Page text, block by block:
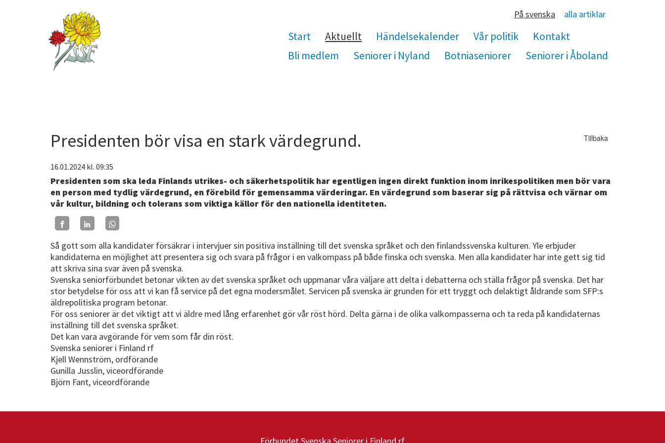
På svenska alla artiklar
Start Aktuellt Händelsekalender Vår politik
Kontakt
Bli medlem
Seniorer i Nyland Botniaseniorer Seniorer i Åboland
Tillbaka
Presidenten bör visa en stark värdegrund.
16.01.2024 kl. 09:35
Presidenten som ska leda Finlands utrikes- och säkerhetspolitik har egentligen ingen direkt funktion inom inrikespolitiken men bör vara
en person med tydlig värdegrund, en förebild för gemensamma värderingar. En värdegrund som baserar sig på rättvisa och värnar om
vår kultur, bildning och tolerans som viktiga källor för den nationella identiteten.
Så gott som alla kandidater försäkrar i intervjuer sin positiva inställning till det svenska språket och den finlandssvenska kulturen. Yle erbjuder
kandidaterna en möjlighet att presentera sig och svara på frågor i en valkompass på både finska och svenska. Men alla kandidater har inte gett sig tid
att skriva sina svar även på svenska.
Svenska seniorförbundet betonar vikten av det svenska språket och uppmanar våra väljare att delta i debatterna och ställa frågor på svenska. Det har
stor betydelse för oss att vi kan få service på det egna modersmålet. Servicen på svenska är grunden för ett tryggt och delaktigt åldrande som SFP:s
äldrepolitiska program betonar.
För oss seniorer är det viktigt att vi äldre med lång erfarenhet gör vår röst hörd. Delta gärna i de olika valkompasserna och ta reda på kandidaternas
inställning till det svenska språket.
Det kan vara avgörande för vem som får din röst.
Svenska seniorer i Finland rf
Kjell Wennström, ordförande
Gunilla Jusslin, viceordförande
Björn Fant, viceordförande